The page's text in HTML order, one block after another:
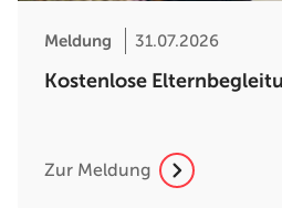
Meldung 31.07.2026
Kostenlose
Zur Meldung